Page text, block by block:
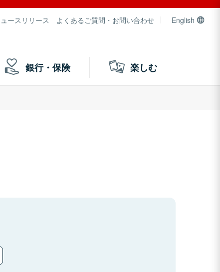
ースリリース よくあるご質問・お問い合わせ English
銀行・保険 楽しむ